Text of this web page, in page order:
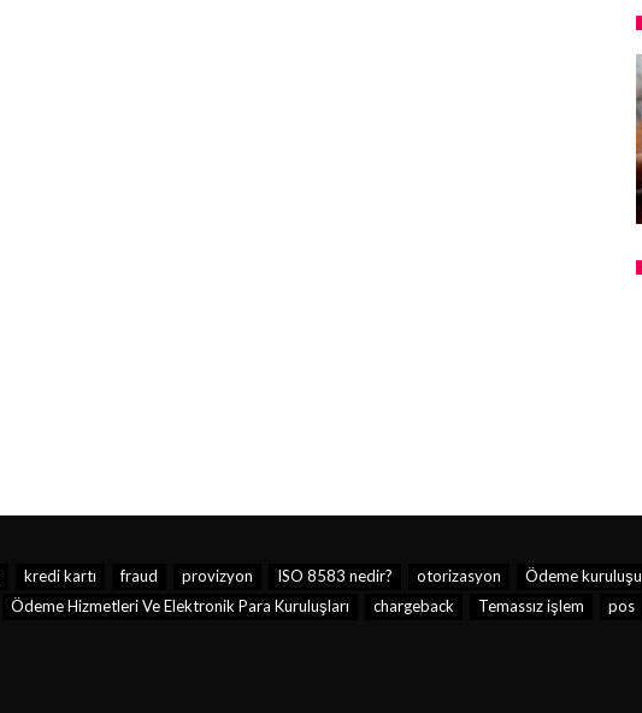
kredi kartı fraud provizyon ISO 8583 nedir? otorizasyon Ödeme kuruluşu
Ödeme Hizmetleri Ve Elektronik Para Kuruluşları
chargeback Temassız işlem pos